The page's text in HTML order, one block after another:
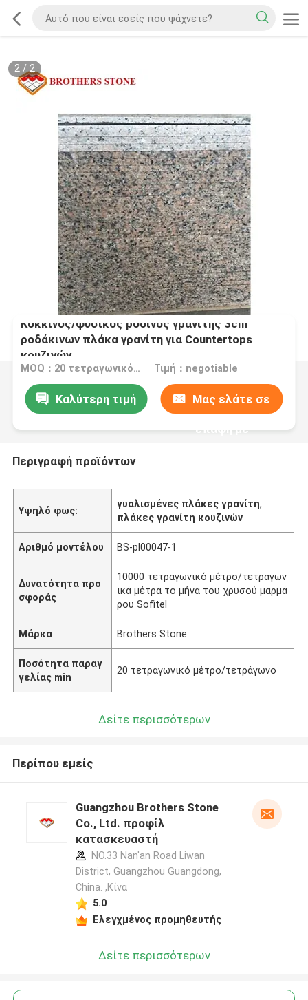
2/2
Κόκκινος/φυσικός ρόδινος γρανίτης 3cm
ροδάκινων πλάκα γρανίτη για Countertops
κουζινών
MOQ：20 τετραγωνικό μέτρο/τετράγωνο Τιμή：negotiable
Καλύτερη τιμή Μας ελάτε σε
επαφή με
Περιγραφή προϊόντων
Υψηλό φως:
γυαλισμένες πλάκες γρανίτη,
πλάκες γρανίτη κουζινών
Αριθμό μοντέλου BS-pl00047-1
Δυνατότητα προ
σφοράς
10000 τετραγωνικό μέτρο/τετραγων
ικά μέτρα το μήνα του χρυσού μαρμά
ρου Sofitel
Μάρκα Brothers Stone
Ποσότητα παραγ
γελίας min
20 τετραγωνικό μέτρο/τετράγωνο
Δείτε περισσότερων
Περίπου εμείς
Guangzhou Brothers Stone
Co., Ltd. προφίλ
κατασκευαστή
NO.33 Nan'an Road Liwan
District, Guangzhou Guangdong,
China. ,Κίνα
5.0
Ελεγχμένος προμηθευτής
Δείτε περισσότερων